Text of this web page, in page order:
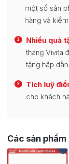
một số sản
hàng và
2 Nhiều quà
tháng Vivita
tặng hấp
3 Tích luỹ
cho khách
Các sản